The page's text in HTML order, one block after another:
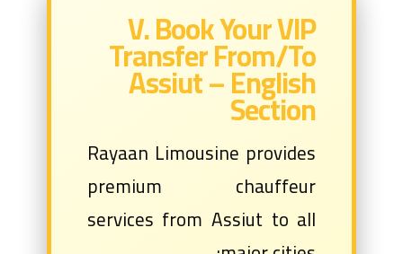
V. Book Your VIP
Transfer From/To
Assiut – English
Section
Rayaan Limousine provides
premium chauffeur
services from Assiut to all